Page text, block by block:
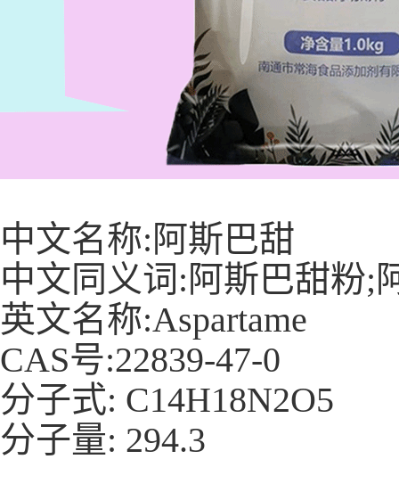
中文名称:阿斯巴甜
中文同义词:阿斯巴甜粉;
英文名称:Aspartame
CAS号:22839-47-0
分子式: C14H18N2O5
分子量: 294.3